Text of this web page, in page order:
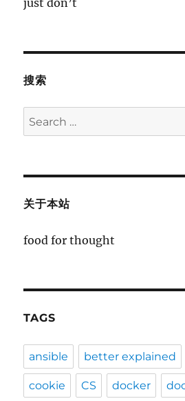
just don’t
搜索
Search
for:
关于本站
food for thought
TAGS
ansible better explained
cookie CS docker